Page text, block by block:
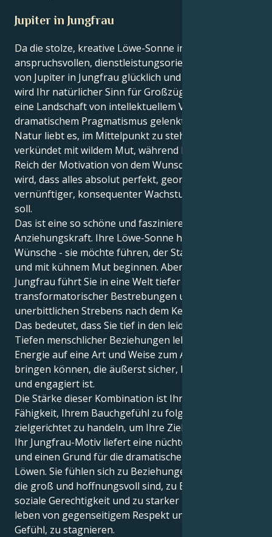
Jupiter in Jungfrau
Da die stolze, kreative Löwe-Sonne im
anspruchsvollen, dienstleistungsorientierten Bereich
von Jupiter in Jungfrau glücklich und expansiv ist,
wird Ihr natürlicher Sinn für Großzügigkeit durch
eine Landschaft von intellektuellem Vertrauen und
dramatischem Pragmatismus gelenkt. Ihre äußere
Natur liebt es, im Mittelpunkt zu stehen, und
verkündet mit wildem Mut, während Ihr inneres
Reich der Motivation von dem Wunsch angetrieben
wird, dass alles absolut perfekt, geordnet und ein
vernünftiger, konsequenter Wachstumsprozess sein
soll.
Das ist eine so schöne und faszinierende
Anziehungskraft. Ihre Löwe-Sonne hat ehrgeizige
Wünsche - sie möchte führen, der Star der Show sein
und mit kühnem Mut beginnen. Aber Ihr Jupiter in
Jungfrau führt Sie in eine Welt tiefer Leidenschaft,
transformatorischer Bestrebungen und eines
unerbittlichen Strebens nach dem Kern der Dinge.
Das bedeutet, dass Sie tief in den leidenschaftlichen
Tiefen menschlicher Beziehungen leben und Ihre
Energie auf eine Art und Weise zum Ausdruck
bringen können, die äußerst sicher, beschützend
und engagiert ist.
Die Stärke dieser Kombination ist Ihre angeborene
Fähigkeit, Ihrem Bauchgefühl zu folgen und
zielgerichtet zu handeln, um Ihre Ziele zu erreichen.
Ihr Jungfrau-Motiv liefert eine nüchterne Ursache
und einen Grund für die dramatische Intensität Ihres
Löwen. Sie fühlen sich zu Beziehungen hingezogen,
die groß und hoffnungsvoll sind, zu Engagement für
soziale Gerechtigkeit und zu starker Loyalität. Sie
leben von gegenseitigem Respekt und haben nie das
Gefühl, zu stagnieren.